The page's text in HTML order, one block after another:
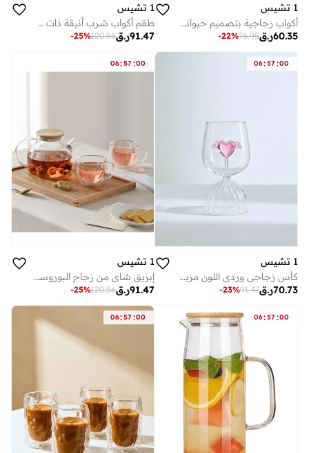
1 تشيس
أكواب زجاجية بتصميم حيواني ثلاثي الأبعاد من البورسليكات 300 مل (ديكور حيواني)
ر.ق60.35
76.95
-22%
1 تشيس
طقم أكواب شرب أنيقة ذات ساق، سعة 250 مل، مصنوعة من زجاج مضلع بتصميم فراشة، مكونة من قطعتين، مثالية للنبيذ والكوكتيلات، مناسبة للحفلات والهدايا وديكور المنزل.
ر.ق91.47
120.56
-25%
06:57 :00
1 تشيس
كأس زجاجي وردي اللون مزين بأجنحة الحب، سعة 350 مل، مصنوع من زجاج البوروسيليكات المزخرف بتصميم قلب وأجنحة، مثالي لشرب المشروبات الرومانسية في عيد الحب.
ر.ق70.73
91.47
-23%
06:57 :00
1 تشيس
إبريق شاي من زجاج البوروسيليكات سعة 1000 مل مع غطاء من الخيزران ومصفاة قابلة للإزالة، وكوبان زجاجيان مزدوجا الجدار سعة 250 مل بمقابض - مقاوم للحرارة، متين
ر.ق91.47
120.56
-25%
06:57 :00
06:57 :00